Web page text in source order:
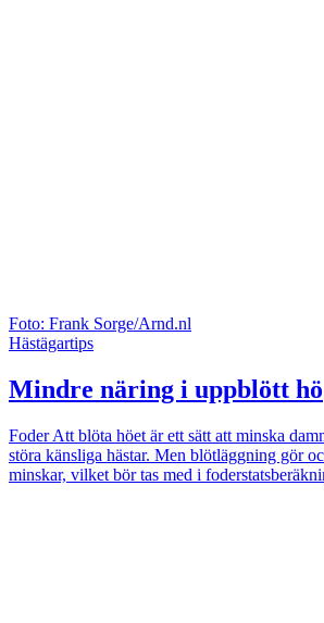
Foto: Frank Sorge/Arnd.nl
Hästägartips
Mindre näring i uppblött hö
FoderAtt blöta höet är ett sätt att minska
störa känsliga hästar. Men blötläggning gör
minskar, vilket bör tas med i